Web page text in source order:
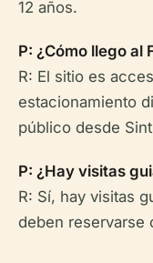
12 años.
P: ¿Cómo llego al
R: El sitio es
estacionamiento
público desde
P: ¿Hay visitas
R: Sí, hay visitas
deben reservarse